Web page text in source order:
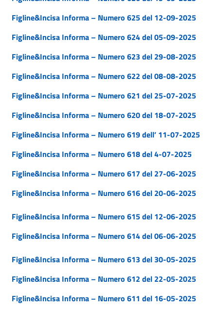
Figline&Incisa Informa – Numero 625 del 12-09-2025
Figline&Incisa Informa – Numero 624 del 05-09-2025
Figline&Incisa Informa – Numero 623 del 29-08-2025
Figline&Incisa Informa – Numero 622 del 08-08-2025
Figline&Incisa Informa – Numero 621 del 25-07-2025
Figline&Incisa Informa – Numero 620 del 18-07-2025
Figline&Incisa Informa – Numero 619 dell’ 11-07-2025
Figline&Incisa Informa – Numero 618 del 4-07-2025
Figline&Incisa Informa – Numero 617 del 27-06-2025
Figline&Incisa Informa – Numero 616 del 20-06-2025
Figline&Incisa Informa – Numero 615 del 12-06-2025
Figline&Incisa Informa – Numero 614 del 06-06-2025
Figline&Incisa Informa – Numero 613 del 30-05-2025
Figline&Incisa Informa – Numero 612 del 22-05-2025
Figline&Incisa Informa – Numero 611 del 16-05-2025